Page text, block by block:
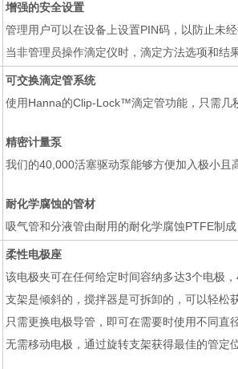
增强的安全设置
管理用户可以在设备上设置PIN码，以防止未经
当非管理员操作滴定仪时，滴定方法选项和结
可交换滴定管系统
使用Hanna的Clip-Lock™滴定管功能，只需几
精密计量泵
我们的40,000活塞驱动泵能够方便加入极小且
耐化学腐蚀的管材
吸气管和分液管由耐用的耐化学腐蚀PTFE制
柔性电极座
该电极夹可在任何给定时间容纳多达3个电极，
支架是倾斜的，搅拌器是可拆卸的，可以轻松
只需更换电极导管，即可在需要时使用不同直
无需移动电极，通过旋转支架获得最佳的管定位